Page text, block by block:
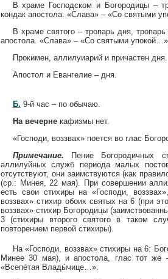
В храме Господском и Богородицы –
кондак апостола. «Слава» – «Со святыми
В храме святого – тропарь дня,
апостола. «Слава» – «Со святыми
Прокимен, аллилуиарий и причастен дня.
Апостол и Евангелие – дня.
Б. 9-й час – по обычаю.
На вечернекафизмы нет.
«Господи, воззвах» поется во глас
Примечание. Пение Богородичных
аллилуйных служб периода малых
отсутствуют, они заимствуются (как
(ср.: Минея, 22 мая). При совершении
есть свои стихиры на «Господи,
воззвах» стихир обоих святых на 6 (при
воззвах» стихир Богородицы
3 (стихиры второго святого в таком
повторением первой стихиры).
На «Господи, воззвах» стихиры на 6:
Минее 30 мая), и апостола, глас тот
«Всепе́тая Влады́чице…».